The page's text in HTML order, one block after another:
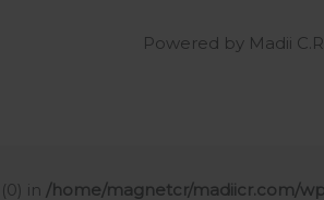
Powered by Madii C.R
in /home/magnetcr/madiicr.com/